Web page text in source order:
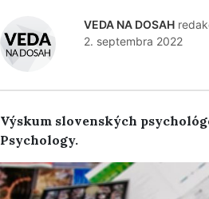
VEDA NA DOSAH
2. septembra 2022
Výskum slovenských
Psychology.